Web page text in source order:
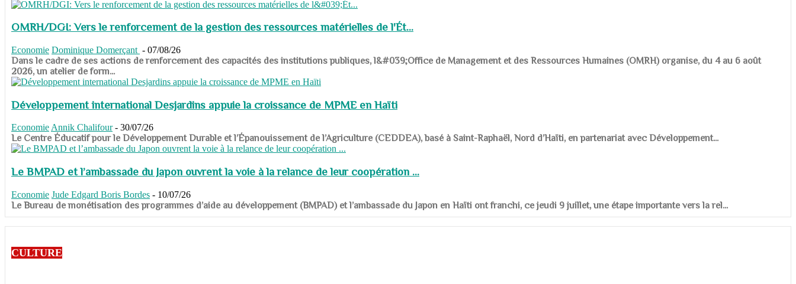
OMRH/DGI: Vers le renforcement de la gestion des ressources matérielles de l'Ét...
Economie Dominique Domerçant - 07/08/26
Dans le cadre de ses actions de renforcement des capacités des institutions publiques, l&#039;Office de Management et des Ressources Humaines (OMRH) organise, du 4 au 6 août
2026, un atelier de form...
Développement international Desjardins appuie la croissance de MPME en Haïti
Economie Annik Chalifour - 30/07/26
​​​​​​​Le Centre Éducatif pour le Développement Durable et l’Épanouissement de l’Agriculture (CEDDEA), basé à Saint-Raphaël, Nord d’Haïti, en partenariat avec Développement...
Le BMPAD et l’ambassade du Japon ouvrent la voie à la relance de leur coopération ...
Economie Jude Edgard Boris Bordes - 10/07/26
​​​​​​​Le Bureau de monétisation des programmes d’aide au développement (BMPAD) et l’ambassade du Japon en Haïti ont franchi, ce jeudi 9 juillet, une étape importante vers la rel...
CULTURE